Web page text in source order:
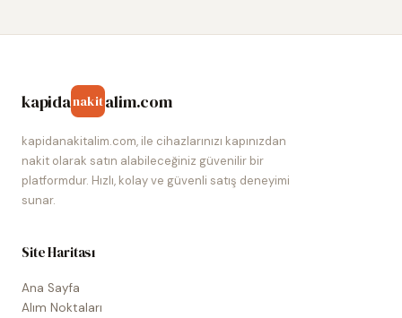
kapidanakitalim.com
kapidanakitalim.com, ile cihazlarınızı kapınızdan
nakit olarak satın alabileceğiniz güvenilir bir
platformdur. Hızlı, kolay ve güvenli satış deneyimi
sunar.
Site Haritası
Ana Sayfa
Alım Noktaları